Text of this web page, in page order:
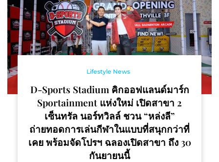
Lifestyle News
D-Sports Stadium คิกออฟแลนด์มาร์ก
Sportainment แห่งใหม่ เปิดสาขา 2
เซ็นทรัล นอร์ทวิลล์ ชวน “หล่งลี”
ถ่ายทอดการเล่นกีฬาในแบบที่สนุกกว่าที่
เคย พร้อมจัดโปรฯ ฉลองเปิดสาขา ถึง 30
กันยายนนี้